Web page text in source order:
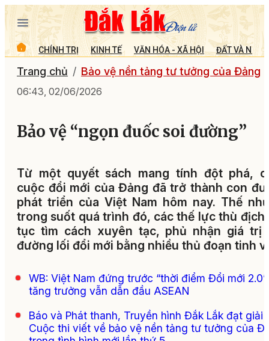
CHÍNH TRỊ KINH TẾ VĂN HÓA - XÃ HỘI ĐẤT VÀ
Trang chủ Bảo vệ nền tảng tư tưởng của Đảng
06:43, 02/06/2026
Bảo vệ “ngọn đuốc soi đường”
Từ một quyết sách mang tính đột phá,
cuộc đổi mới của Đảng đã trở thành con
phát triển của Việt Nam hôm nay. Thế
trong suốt quá trình đó, các thế lực thù địch
tục tìm cách xuyên tạc, phủ nhận giá trị
đường lối đổi mới bằng nhiều thủ đoạn tinh
WB: Việt Nam đứng trước “thời điểm Đổi mới 2.0”,
tăng trưởng vẫn dẫn đầu ASEAN
Báo và Phát thanh, Truyền hình Đắk Lắk đạt giải
Cuộc thi viết về bảo vệ nền tảng tư tưởng của